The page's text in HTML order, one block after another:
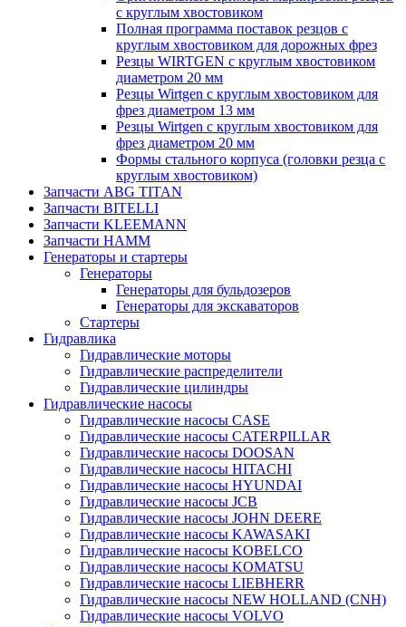
с круглым хвостовиком
Полная программа поставок резцов с
круглым хвостовиком для дорожных фрез
Резцы WIRTGEN с круглым хвостовиком
диаметром 20 мм
Резцы Wirtgen с круглым хвостовиком для
фрез диаметром 13 мм
Резцы Wirtgen с круглым хвостовиком для
фрез диаметром 20 мм
Формы стального корпуса (головки резца с
круглым хвостовиком)
Запчасти ABG TITAN
Запчасти BITELLI
Запчасти KLEEMANN
Запчасти HAMM
Генераторы и стартеры
Генераторы
Генераторы для бульдозеров
Генераторы для экскаваторов
Стартеры
Гидравлика
Гидравлические моторы
Гидравлические распределители
Гидравлические цилиндры
Гидравлические насосы
Гидравлические насосы CASE
Гидравлические насосы CATERPILLAR
Гидравлические насосы DOOSAN
Гидравлические насосы HITACHI
Гидравлические насосы HYUNDAI
Гидравлические насосы JCB
Гидравлические насосы JOHN DEERE
Гидравлические насосы KAWASAKI
Гидравлические насосы KOBELCO
Гидравлические насосы KOMATSU
Гидравлические насосы LIEBHERR
Гидравлические насосы NEW HOLLAND (CNH)
Гидравлические насосы VOLVO